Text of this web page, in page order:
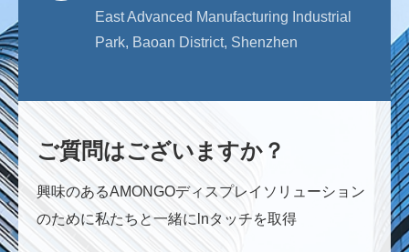
East Advanced Manufacturing Industrial
Park, Baoan District, Shenzhen
ご質問はございますか？
興味のあるAMONGOディスプレイソリューション
のために私たちと一緒にlnタッチを取得